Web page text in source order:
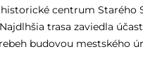
centrum
trasa zaviedla
budovou mestského